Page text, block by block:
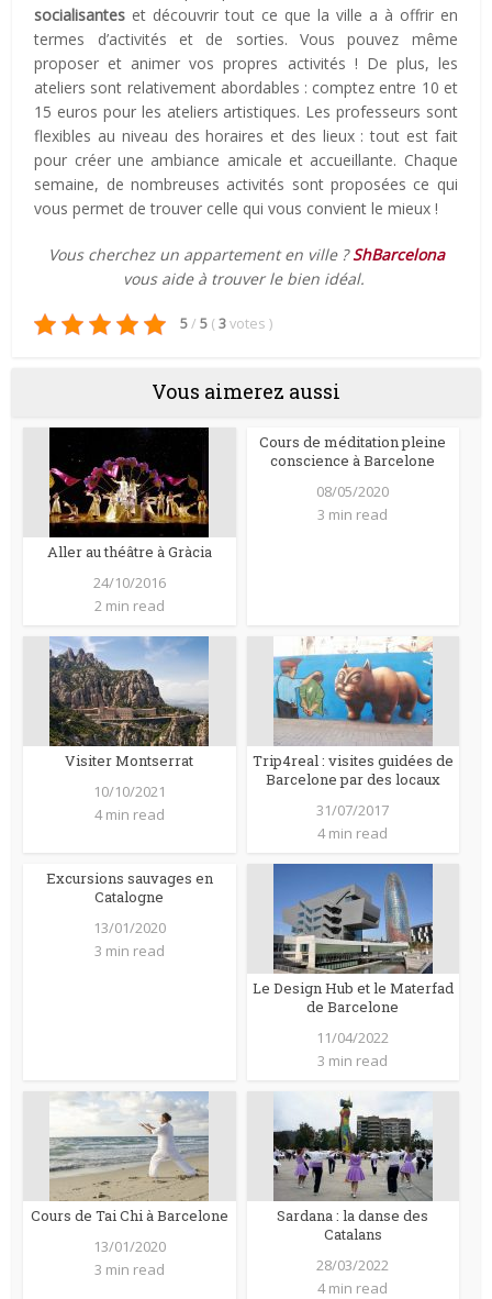
socialisantes et découvrir tout ce que la ville a à offrir en
termes d’activités et de sorties. Vous pouvez même
proposer et animer vos propres activités ! De plus, les
ateliers sont relativement abordables : comptez entre 10 et
15 euros pour les ateliers artistiques. Les professeurs sont
flexibles au niveau des horaires et des lieux : tout est fait
pour créer une ambiance amicale et accueillante. Chaque
semaine, de nombreuses activités sont proposées ce qui
vous permet de trouver celle qui vous convient le mieux !
Vous cherchez un appartement en ville ?ShBarcelona
vous aide à trouver le bien idéal.
5/ 5 (3votes )
Vous aimerez aussi
Aller au théâtre à Gràcia
24/10/2016
2 min read
Cours de méditation pleine
conscience à Barcelone
08/05/2020
3 min read
Visiter Montserrat
10/10/2021
4 min read
Trip4real : visites guidées de
Barcelone par des locaux
31/07/2017
4 min read
Excursions sauvages en
Catalogne
13/01/2020
3 min read
Le Design Hub et le Materfad
de Barcelone
11/04/2022
3 min read
Cours de Tai Chi à Barcelone
13/01/2020
3 min read
Sardana : la danse des
Catalans
28/03/2022
4 min read